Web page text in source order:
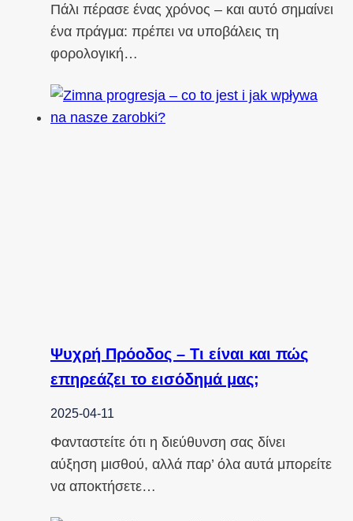
Πάλι πέρασε ένας χρόνος – και αυτό σημαίνει
ένα πράγμα: πρέπει να υποβάλεις τη
φορολογική…
Ψυχρή Πρόοδος – Τι είναι και πώς
επηρεάζει το εισόδημά μας;
2025-04-11
Φανταστείτε ότι η διεύθυνση σας δίνει
αύξηση μισθού, αλλά παρ’ όλα αυτά μπορείτε
να αποκτήσετε…